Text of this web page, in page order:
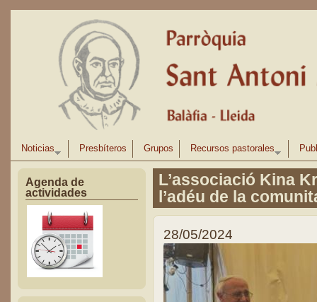
Pasar al contenido principal
Noticias Presbíteros Grupos Recursos pastorales
Agenda de
actividades
L’associació Kina
l’adéu de la
28/05/2024